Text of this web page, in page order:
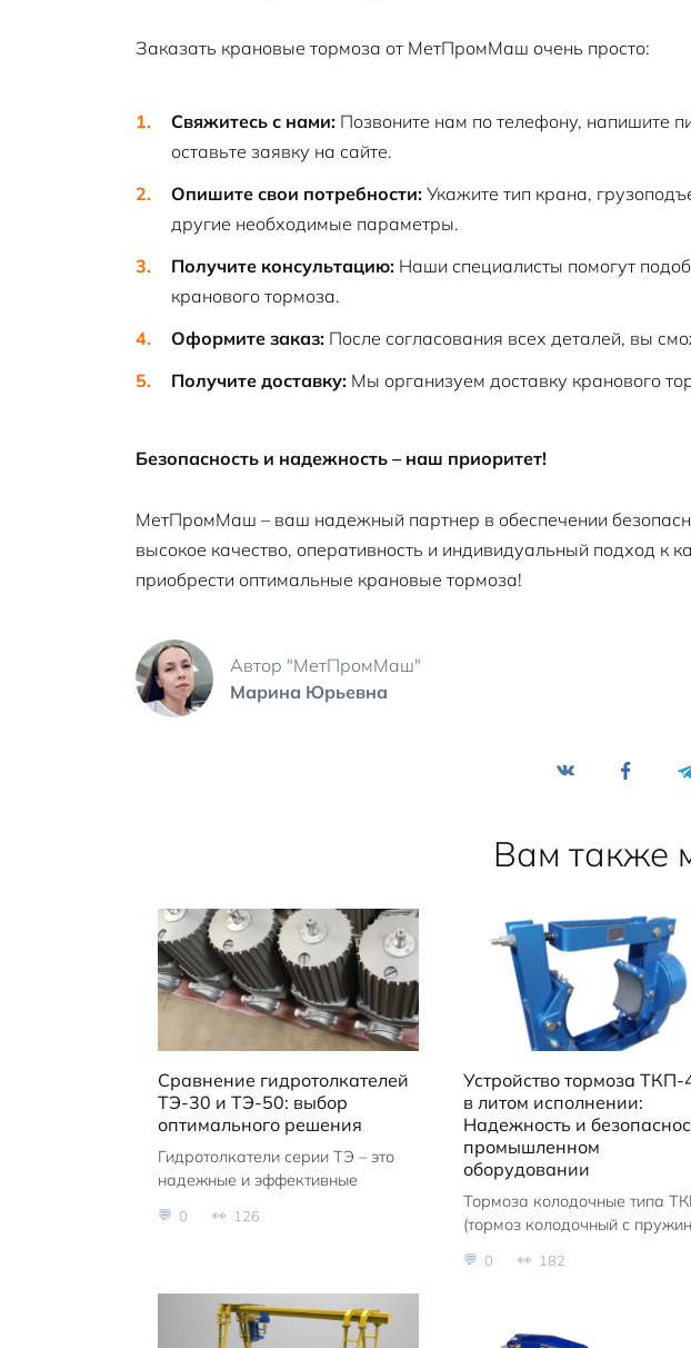
Заказать крановые тормоза от МетПромМаш очень просто:
Свяжитесь с нами: Позвоните нам по телефону, напишите
оставьте заявку на сайте.
Опишите свои потребности: Укажите тип крана,
другие необходимые параметры.
Получите консультацию: Наши специалисты помогут
кранового тормоза.
Оформите заказ: После согласования всех деталей, вы
Получите доставку: Мы организуем доставку кранового
Безопасность и надежность – наш приоритет!
МетПромМаш – ваш надежный партнер в обеспечении
высокое качество, оперативность и индивидуальный подход
приобрести оптимальные крановые тормоза!
Автор "МетПромМаш"
Марина Юрьевна
Вам также
Сравнение гидротолкателей
ТЭ-30 и ТЭ-50: выбор
оптимального решения
Гидротолкатели серии ТЭ – это
надежные и эффективные
0 126
Устройство тормоза ТКП-
в литом исполнении:
Надежность и
промышленном
оборудовании
Тормоза колодочные типа
(тормоз колодочный с
0 182